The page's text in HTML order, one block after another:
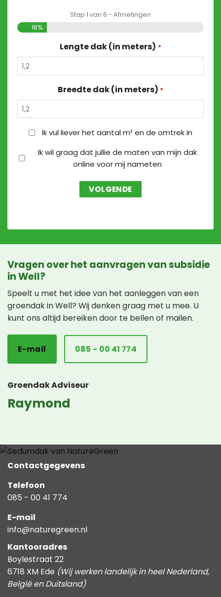
Stap 1 van 6 - Afmetingen
16%
Lengte dak (in meters) *
Breedte dak (in meters) *
OPPERVLAKTE
OMTREK
Ik vul liever het aantal m² en de omtrek in
MATEN
NAMETEN
Ik wil graag dat jullie de maten van mijn dak
online voor mij nameten
Vragen over het aanvragen van subsidie
in Well?
Speelt u met het idee van het aanleggen van een
groendak in Well? Wij denken graag met u mee. U
kunt ons altijd bereiken door te bellen of mailen.
E-mail 085 - 00 41 774
Groendak Adviseur
Raymond
Contactgegevens
Telefoon
085 - 00 41 774
E-mail
info@naturegreen.nl
Kantooradres
Boylestraat 22
6718 XM Ede (Wij werken landelijk in heel Nederland,
België en Duitsland)